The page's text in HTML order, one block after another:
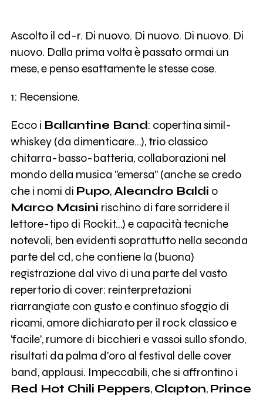
Ascolto il cd-r. Di nuovo. Di nuovo. Di nuovo. Di
nuovo. Dalla prima volta è passato ormai un
mese, e penso esattamente le stesse cose.
1: Recensione.
Ecco i Ballantine Band: copertina simil-
whiskey (da dimenticare...), trio classico
chitarra-basso-batteria, collaborazioni nel
mondo della musica "emersa" (anche se credo
che i nomi di Pupo, Aleandro Baldi o
Marco Masini rischino di fare sorridere il
lettore-tipo di Rockit...) e capacità tecniche
notevoli, ben evidenti soprattutto nella seconda
parte del cd, che contiene la (buona)
registrazione dal vivo di una parte del vasto
repertorio di cover: reinterpretazioni
riarrangiate con gusto e continuo sfoggio di
ricami, amore dichiarato per il rock classico e
'facile', rumore di bicchieri e vassoi sullo sfondo,
risultati da palma d'oro al festival delle cover
band, applausi. Impeccabili, che si affrontino i
Red Hot Chili Peppers, Clapton, Prince